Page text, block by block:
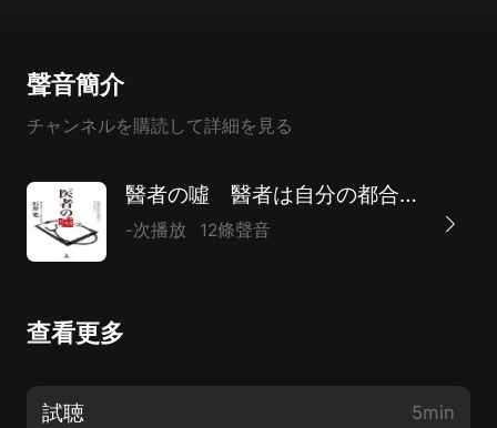
聲音簡介
チャンネルを購読して詳細を見る
醫者の噓 醫者は自分の都合でウソをつく
-次播放 12條聲音
查看更多
試聴 5min